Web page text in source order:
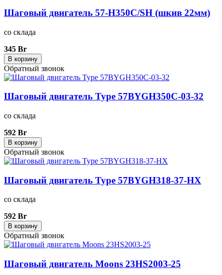
Шаговый двигатель 57-H350C/SH (шкив 22мм)
со склада
345 Br
В корзину
Обратный звонок
Шаговый двигатель Type 57BYGH350C-03-32
со склада
592 Br
В корзину
Обратный звонок
Шаговый двигатель Type 57BYGH318-37-HX
со склада
592 Br
В корзину
Обратный звонок
Шаговый двигатель Moons 23HS2003-25